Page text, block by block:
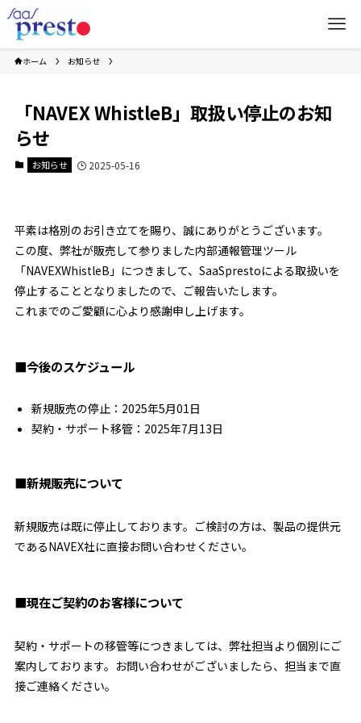
ホーム お知らせ
「NAVEX WhistleB」取扱い停止のお知
らせ
お知らせ 2025-05-16
平素は格別のお引き立てを賜り、誠にありがとうございます。
この度、弊社が販売して参りました内部通報管理ツール
「NAVEXWhistleB」につきまして、SaaSprestoによる取扱いを
停止することとなりましたので、ご報告いたします。
これまでのご愛顧に心より感謝申し上げます。
■今後のスケジュール
新規販売の停止：2025年5月01日
契約・サポート移管：2025年7月13日
■新規販売について
新規販売は既に停止しております。ご検討の方は、製品の提供元
であるNAVEX社に直接お問い合わせください。
■現在ご契約のお客様について
契約・サポートの移管等につきましては、弊社担当より個別にご
案内しております。お問い合わせがございましたら、担当まで直
接ご連絡ください。